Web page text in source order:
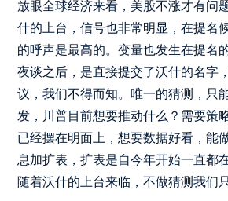
放眼全球经济来看，美股不涨才有问
什的上台，信号也非常明显，在提名
的呼声是最高的。变量也发生在提名
夜谈之后，是直接提交了沃什的名字
议，我们不得而知。唯一的猜测，只
发，川普目前想要推动什么？需要策
已经摆在明面上，想要数据好看，能
息加扩表，扩表是自今年开始一直都
随着沃什的上台来临，不做猜测我们